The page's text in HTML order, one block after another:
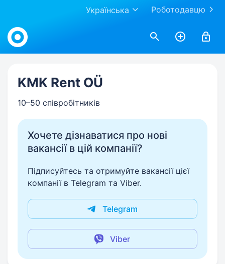
Роботодавцю
Українська
Work.ua
KMK Rent OÜ
10–50 співробітників
Хочете дізнаватися про нові
вакансії в цій компанії?
Підписуйтесь та отримуйте вакансії цієї
компанії в Telegram та Viber.
Telegram
Viber